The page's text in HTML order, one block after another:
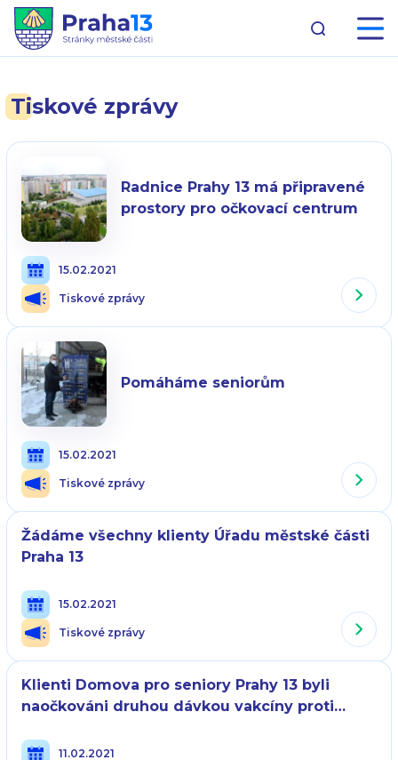
Tiskové zprávy
Radnice Prahy 13 má připravené
prostory pro očkovací centrum
15.02.2021
Tiskové zprávy
Pomáháme seniorům
15.02.2021
Tiskové zprávy
Žádáme všechny klienty Úřadu městské části
Praha 13
15.02.2021
Tiskové zprávy
Klienti Domova pro seniory Prahy 13 byli
naočkováni druhou dávkou vakcíny proti
11.02.2021